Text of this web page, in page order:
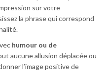
sur votre
la phrase qui correspond
humour ou de
aucune allusion déplacée ou
l’image positive de